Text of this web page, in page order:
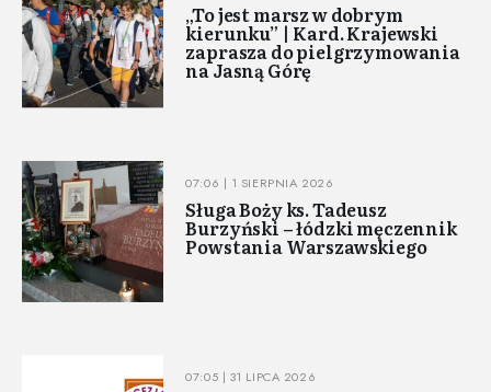
„To jest marsz w dobrym
kierunku” | Kard. Krajewski
zaprasza do pielgrzymowania
na Jasną Górę
07:06 | 1 SIERPNIA 2026
Sługa Boży ks. Tadeusz
Burzyński – łódzki męczennik
Powstania Warszawskiego
07:05 | 31 LIPCA 2026